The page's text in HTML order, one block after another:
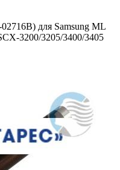
для Samsung ML
3200/3205/3400/3405